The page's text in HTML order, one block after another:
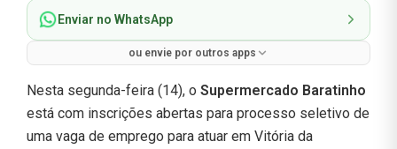
Enviar no WhatsApp
ou envie por outros apps
Nesta segunda-feira (14), o Supermercado Baratinho
está com inscrições abertas para processo seletivo de
uma vaga de emprego para atuar em Vitória da